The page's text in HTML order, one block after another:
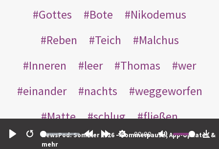
Restart
00:00
NewsPod: Sommer 2026 – Sommerpause, App-Updates &
mehr
Gottes
Bote
Nikodemus
Reben
Teich
Malchus
Inneren
leer Thomas
wer
einander
nachts
weggeworfen
Matte
schlug
fließen
Rabbuni
Martha Opferlamm